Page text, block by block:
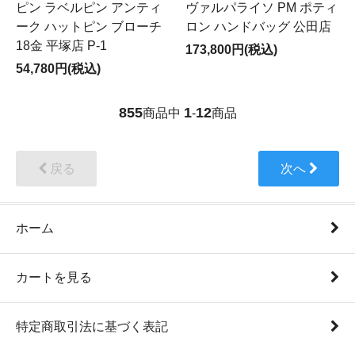
ピン ラベルピン アンティ
ーク ハットピン ブローチ
18金 平塚店 P-1
54,780円(税込)
ヴァルパライソ PM ポティ
ロン ハンドバッグ 公田店
173,800円(税込)
855商品中 1-12商品
戻る 次へ
ホーム
カートを見る
特定商取引法に基づく表記